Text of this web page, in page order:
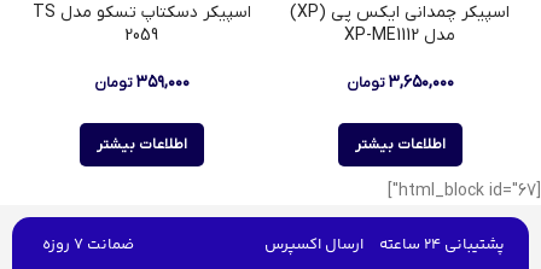
اسپیکر چمدانی ایکس پی (XP)
مدل XP-ME1112
۳,۶۵۰,۰۰۰ تومان
اطلاعات بیشتر
اسپیکر دسکتاپ تسکو مدل TS
2059
۳۵۹,۰۰۰ تومان
اطلاعات بیشتر
[html_block id="67"]
پشتیبانی 24 ساعته ارسال اکسپرس ضمانت 7 روزه